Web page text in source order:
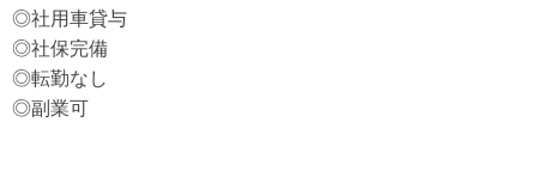
◎社用車貸与
◎社保完備
◎転勤なし
◎副業可